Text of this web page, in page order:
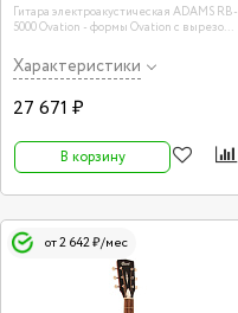
Гитара электроакустическая ADAMS RB-
5000 Ovation - формы Ovation с вырезом
полосным эквалайзером. Гриф из
красного дерева, накладка и бридж-
Характеристики
27 671 ₽
В корзину
от 2 642 ₽/мес